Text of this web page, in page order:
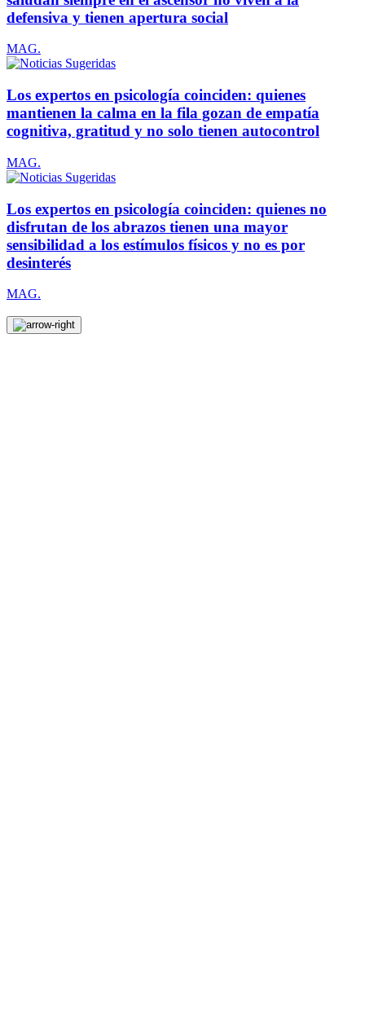
defensiva y tienen apertura social
MAG.
Los expertos en psicología coinciden: quienes
mantienen la calma en la fila gozan de empatía
cognitiva, gratitud y no solo tienen autocontrol
MAG.
Los expertos en psicología coinciden: quienes no
disfrutan de los abrazos tienen una mayor
sensibilidad a los estímulos físicos y no es por
desinterés
MAG.